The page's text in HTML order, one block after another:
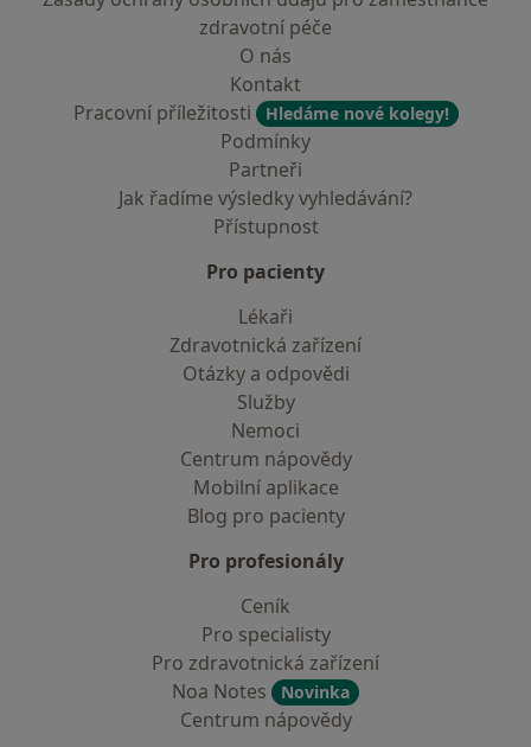
zdravotní péče
O nás
Kontakt
Pracovní příležitosti
Hledáme nové kolegy!
Podmínky
Partneři
Jak řadíme výsledky vyhledávání?
Přístupnost
Pro pacienty
Lékaři
Zdravotnická zařízení
Otázky a odpovědi
Služby
Nemoci
Centrum nápovědy
Mobilní aplikace
Blog pro pacienty
Pro profesionály
Ceník
Pro specialisty
Pro zdravotnická zařízení
Noa Notes
Novinka
Centrum nápovědy